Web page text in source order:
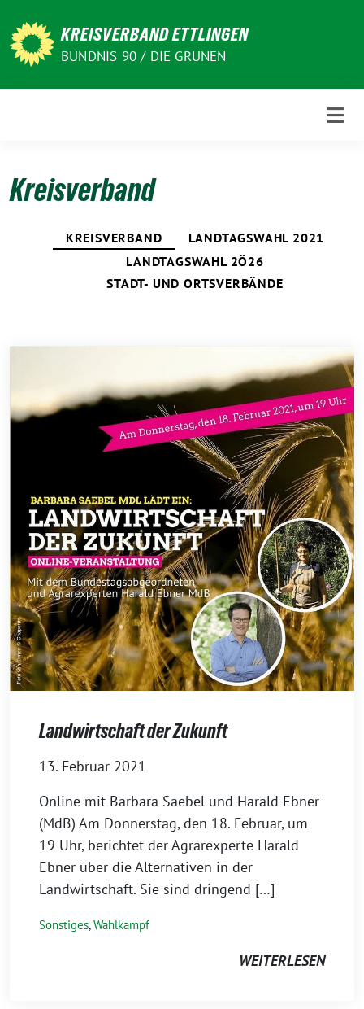
zum
Inhalt
KREISVERBAND ETTLINGEN
BÜNDNIS 90 / DIE GRÜNEN
Kreisverband
KREISVERBAND
LANDTAGSWAHL 2021
LANDTAGSWAHL 2Ö26
STADT- UND ORTSVERBÄNDE
Landwirtschaft der Zukunft
13. Februar 2021
Online mit Barbara Saebel und Harald Ebner
(MdB) Am Donnerstag, den 18. Februar, um
19 Uhr, berichtet der Agrarexperte Harald
Ebner über die Alternativen in der
Landwirtschaft. Sie sind dringend […]
Sonstiges,Wahlkampf
WEITERLESEN